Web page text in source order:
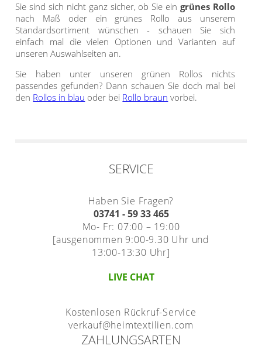
Sie sind sich nicht ganz sicher, ob Sie ein grünes Rollo
nach Maß oder ein grünes Rollo aus unserem
Standardsortiment wünschen - schauen Sie sich
einfach mal die vielen Optionen und Varianten auf
unseren Auswahlseiten an.
Sie haben unter unseren grünen Rollos nichts
passendes gefunden? Dann schauen Sie doch mal bei
den Rollos in blau oder bei Rollo braun vorbei.
SERVICE
Haben Sie Fragen?
03741 - 59 33 465
Mo- Fr: 07:00 – 19:00
[ausgenommen 9:00-9.30 Uhr und
13:00-13:30 Uhr]
LIVE CHAT
Kostenlosen Rückruf-Service
verkauf@heimtextilien.com
ZAHLUNGSARTEN